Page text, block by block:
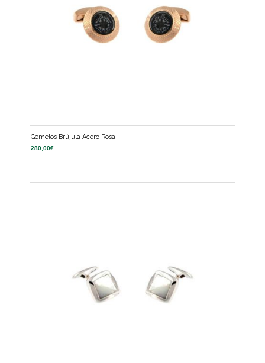
Gemelos Brújula Acero Rosa
280,00€